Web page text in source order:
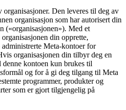
Den leveres til deg av
organisasjon som har autorisert din
(«organisasjonen»). Med et
din opprette,
Meta-kontoer for
organisasjonen din tilbyr deg en
kontoen kun brukes til
og for å gi deg tilgang til Meta
programmer, produkter og
som er gjort tilgjengelig på